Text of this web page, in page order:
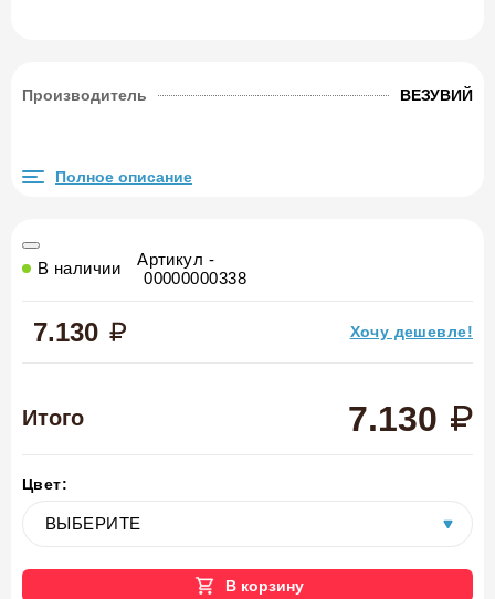
Производитель ВЕЗУВИЙ
Полное описание
В наличии
Артикул -
00000000338
7.130 Хочу дешевле!
Итого 7.130
Цвет:
В корзину